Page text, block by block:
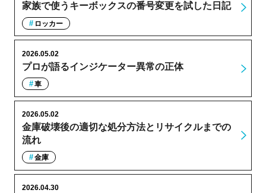
家族で使うキーボックスの番号変更を試した日記
ロッカー
プロが語るインジケーター異常の正体
2026.05.02
車
金庫破壊後の適切な処分方法とリサイクルまでの
流れ
2026.05.02
金庫
2026.04.30